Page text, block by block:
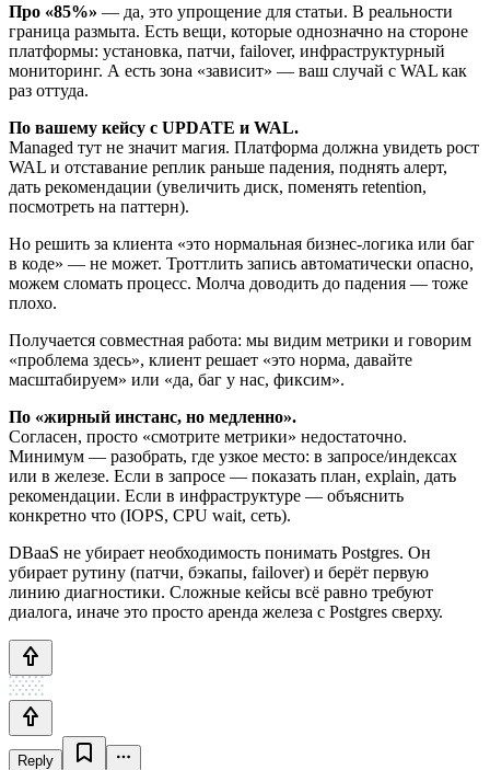
Про «85%» — да, это упрощение для статьи. В реальности
граница размыта. Есть вещи, которые однозначно на стороне
платформы: установка, патчи, failover, инфраструктурный
мониторинг. А есть зона «зависит» — ваш случай с WAL как
раз оттуда.
По вашему кейсу с UPDATE и WAL.
Managed тут не значит магия. Платформа должна увидеть рост
WAL и отставание реплик раньше падения, поднять алерт,
дать рекомендации (увеличить диск, поменять retention,
посмотреть на паттерн).
Но решить за клиента «это нормальная бизнес-логика или баг
в коде» — не может. Троттлить запись автоматически опасно,
можем сломать процесс. Молча доводить до падения — тоже
плохо.
Получается совместная работа: мы видим метрики и говорим
«проблема здесь», клиент решает «это норма, давайте
масштабируем» или «да, баг у нас, фиксим».
По «жирный инстанс, но медленно».
Согласен, просто «смотрите метрики» недостаточно.
Минимум — разобрать, где узкое место: в запросе/индексах
или в железе. Если в запросе — показать план, explain, дать
рекомендации. Если в инфраструктуре — объяснить
конкретно что (IOPS, CPU wait, сеть).
DBaaS не убирает необходимость понимать Postgres. Он
убирает рутину (патчи, бэкапы, failover) и берёт первую
линию диагностики. Сложные кейсы всё равно требуют
диалога, иначе это просто аренда железа с Postgres сверху.
Reply